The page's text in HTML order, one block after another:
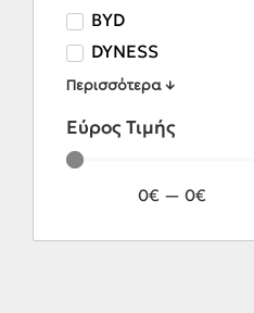
BYD
DYNESS
Περισσότερα ↓
Εύρος Τιμής
0€ — 0€